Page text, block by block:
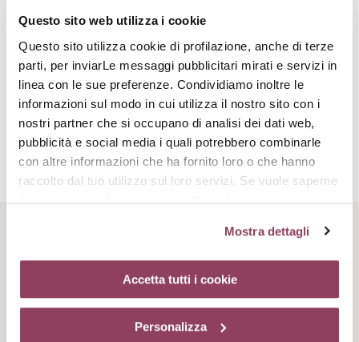
Questo sito web utilizza i cookie
Questo sito utilizza cookie di profilazione, anche di terze
parti, per inviarLe messaggi pubblicitari mirati e servizi in
linea con le sue preferenze. Condividiamo inoltre le
informazioni sul modo in cui utilizza il nostro sito con i
nostri partner che si occupano di analisi dei dati web,
pubblicità e social media i quali potrebbero combinarle
con altre informazioni che ha fornito loro o che hanno
raccolto dal tuo utilizzo sui loro servizi. Se vuole saperne
di più o negare il consenso a tutti o ad alcuni
cliccando sul tasto “Accetta tutti i cookie”. Se non vuole i
cookie di profilazione può negare il consenso sul tasto
“Rifiuta”. Chiudendo questo banner tramite l’apposito
comando “X” continuerai la navigazione del sito in
diversi da quelli tecnici.
Mostra dettagli
Accetta tutti i cookie
Personalizza
pelle i minerali essenziali per rivitalizzare, rinfrescare e illuminare
dinamizzare e uniformare la carnagione.
Attivi complementari
Acido ialuronico ad alto peso molecolare
Cocktail vitaminico
Composto di 3 vitamine (A, E e C), conosciute per le loro
proprietà antiossidanti, prevengono l’accelerazione
dell’invecchiamento cutaneo indotto dai radicali liberi e uniforma
la carnagione.
Rituale di bellezza